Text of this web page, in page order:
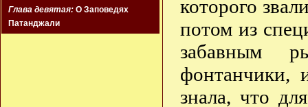
Глава девятая: О Заповедях
Патанджали
которого
потом из
забавным
фонтанчики,
знала, что